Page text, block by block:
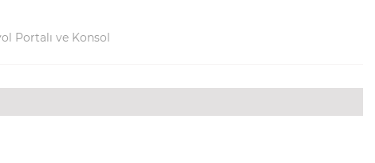
Portalı ve Konsol